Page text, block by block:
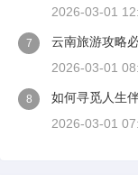
2026-03-01
7
云南旅游攻略
2026-03-01
8
如何寻觅人生
2026-03-01